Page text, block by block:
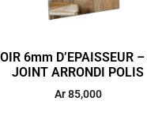
6mm D’EPAISSEUR –
JOINT ARRONDI POLIS
Ar85,000